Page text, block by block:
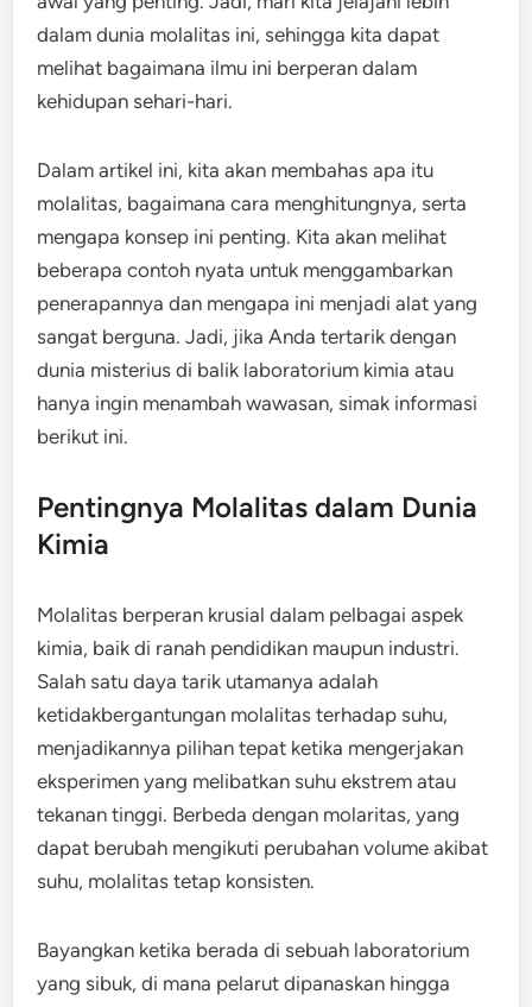
dalam dunia molalitas ini, sehingga kita dapat
melihat bagaimana ilmu ini berperan dalam
kehidupan sehari-hari.
Dalam artikel ini, kita akan membahas apa itu
molalitas, bagaimana cara menghitungnya, serta
mengapa konsep ini penting. Kita akan melihat
beberapa contoh nyata untuk menggambarkan
penerapannya dan mengapa ini menjadi alat yang
sangat berguna. Jadi, jika Anda tertarik dengan
dunia misterius di balik laboratorium kimia atau
hanya ingin menambah wawasan, simak informasi
berikut ini.
Pentingnya Molalitas dalam Dunia
Kimia
Molalitas berperan krusial dalam pelbagai aspek
kimia, baik di ranah pendidikan maupun industri.
Salah satu daya tarik utamanya adalah
ketidakbergantungan molalitas terhadap suhu,
menjadikannya pilihan tepat ketika mengerjakan
eksperimen yang melibatkan suhu ekstrem atau
tekanan tinggi. Berbeda dengan molaritas, yang
dapat berubah mengikuti perubahan volume akibat
suhu, molalitas tetap konsisten.
Bayangkan ketika berada di sebuah laboratorium
yang sibuk, di mana pelarut dipanaskan hingga